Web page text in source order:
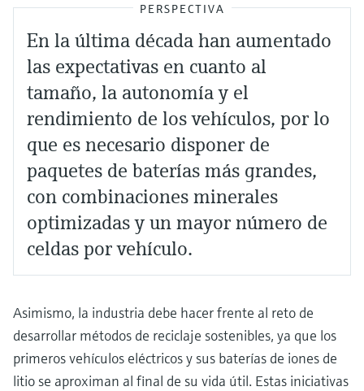
PERSPECTIVA
En la última década han aumentado
las expectativas en cuanto al
tamaño, la autonomía y el
rendimiento de los vehículos, por lo
que es necesario disponer de
paquetes de baterías más grandes,
con combinaciones minerales
optimizadas y un mayor número de
celdas por vehículo.
Asimismo, la industria debe hacer frente al reto de
desarrollar métodos de reciclaje sostenibles, ya que los
primeros vehículos eléctricos y sus baterías de iones de
litio se aproximan al final de su vida útil. Estas iniciativas